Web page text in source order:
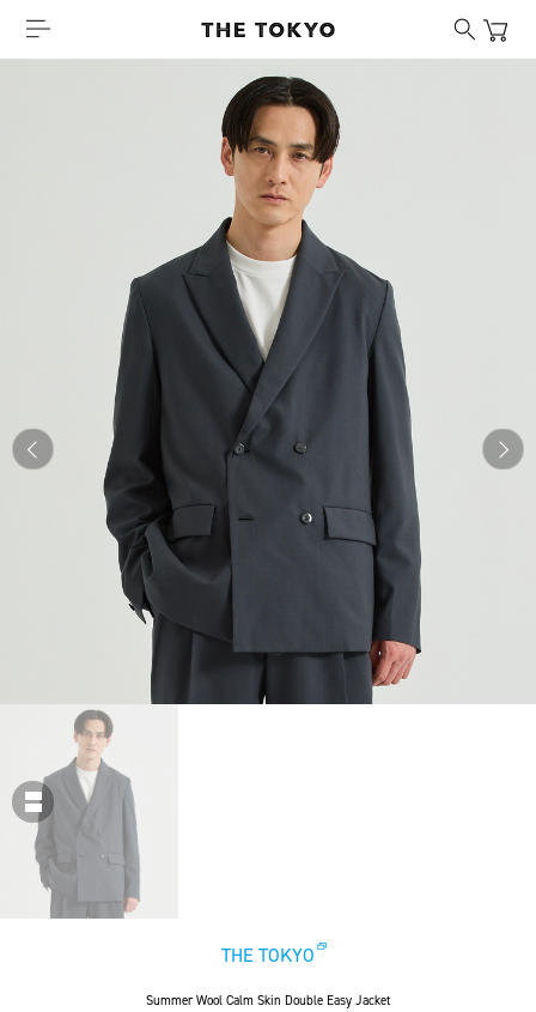
THE TOKYO
Summer Wool Calm Skin Double Easy Jacket